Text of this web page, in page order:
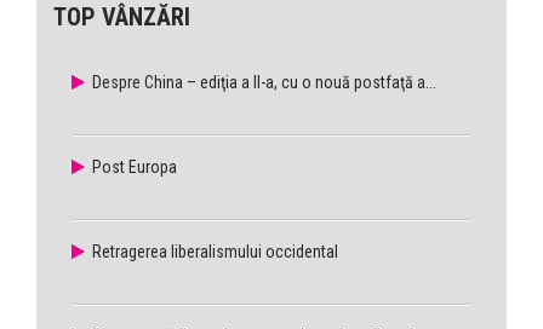
TOP VÂNZĂRI
Despre China – ediţia a II-a, cu o nouă postfaţă a...
Post Europa
Retragerea liberalismului occidental